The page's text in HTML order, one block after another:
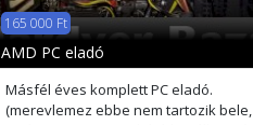
165 000 Ft
AMD PC eladó
Másfél éves komplett PC eladó.
(merevlemez ebbe nem tartozik bele,